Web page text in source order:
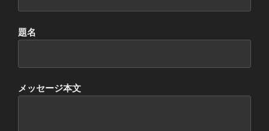
題名
メッセージ本文